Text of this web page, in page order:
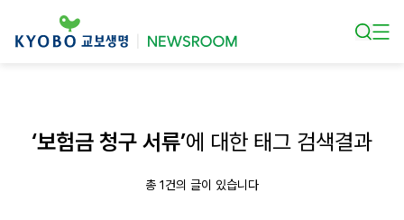
‘보험금 청구 서류’에 대한 태그 검색결과
총 1건의 글이 있습니다